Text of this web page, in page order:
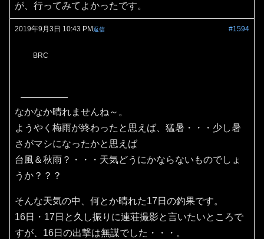
が、行ってみてよかったです。
2019年9月3日 10:43 PM #1594
返信
BRC
なかなか晴れませんね～。
ようやく梅雨が終わったと思えば、猛暑・・・少し暑
さがマシになったかと思えば
台風＆秋雨？・・・天気どうにかならないものでしょ
うか？？？
そんな天気の中、何とか晴れた17日の釣果です。
16日・17日と久し振りに連荘撮影と言いたいところで
すが、16日の出撃は無謀でした・・・。